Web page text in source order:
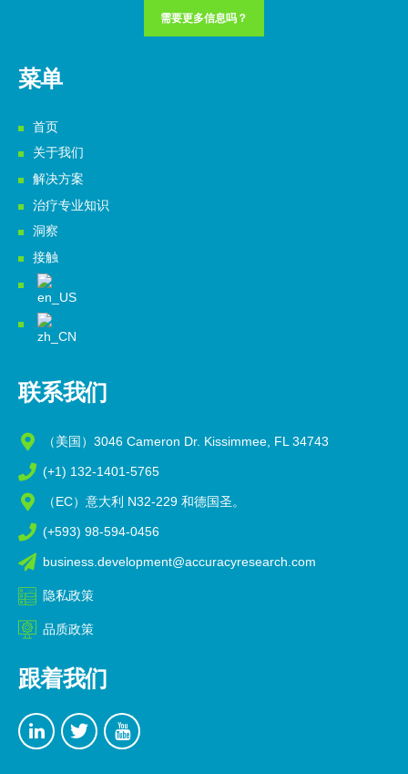
需要更多信息吗？
菜单
首页
关于我们
解决方案
治疗专业知识
洞察
接触
联系我们
（美国）3046 Cameron Dr. Kissimmee, FL 34743
(+1) 132-1401-5765
（EC）意大利 N32-229 和德国圣。
(+593) 98-594-0456
business.development@accuracyresearch.com
隐私政策
品质政策
跟着我们